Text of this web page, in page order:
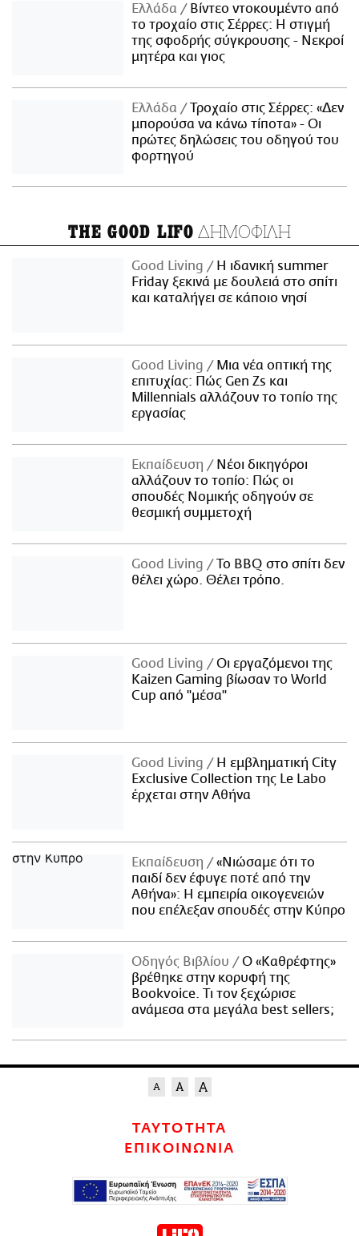
Ελλάδα
Βίντεο ντοκουμέντο από
το τροχαίο στις Σέρρες: Η στιγμή
της σφοδρής σύγκρουσης - Νεκροί
μητέρα και γιος
Ελλάδα
Τροχαίο στις Σέρρες: «Δεν
μπορούσα να κάνω τίποτα» - Οι
πρώτες δηλώσεις του οδηγού του
φορτηγού
THE GOOD LIFO ΔΗΜΟΦΙΛΗ
Good Living
Η ιδανική summer
Friday ξεκινά με δουλειά στο σπίτι
και καταλήγει σε κάποιο νησί
Good Living
Μια νέα οπτική της
επιτυχίας: Πώς Gen Zs και
Millennials αλλάζουν το τοπίο της
εργασίας
Εκπαίδευση
Νέοι δικηγόροι
αλλάζουν το τοπίο: Πώς οι
σπουδές Νομικής οδηγούν σε
θεσμική συμμετοχή
Good Living
Το BBQ στο σπίτι δεν
θέλει χώρο. Θέλει τρόπο.
Good Living
Οι εργαζόμενοι της
Kaizen Gaming βίωσαν το World
Cup από "μέσα"
Good Living
Η εμβληματική City
Exclusive Collection της Le Labo
έρχεται στην Αθήνα
Εκπαίδευση
«Νιώσαμε ότι το
παιδί δεν έφυγε ποτέ από την
Αθήνα»: Η εμπειρία οικογενειών
που επέλεξαν σπουδές στην Κύπρο
Οδηγός Βιβλίου
Ο «Καθρέφτης»
βρέθηκε στην κορυφή της
Bookvoice. Τι τον ξεχώρισε
ανάμεσα στα μεγάλα best sellers;
ΤΑΥΤΟΤΗΤΑ
ΕΠΙΚΟΙΝΩΝΙΑ